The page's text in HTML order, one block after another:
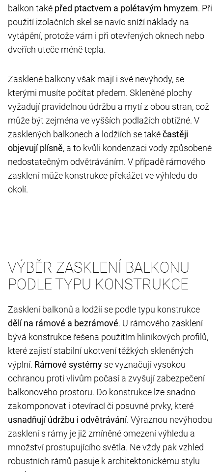
balkon také před ptactvem a polétavým hmyzem. Při
použití izolačních skel se navíc sníží náklady na
vytápění, protože vám i při otevřených oknech nebo
dveřích uteče méně tepla.
Zasklené balkony však mají i své nevýhody, se
kterými musíte počítat předem. Skleněné plochy
vyžadují pravidelnou údržbu a mytí z obou stran, což
může být zejména ve vyšších podlažích obtížné. V
zasklených balkonech a lodžiích se takéčastěji
objevují plísně, a to kvůli kondenzaci vody způsobené
nedostatečným odvětráváním. V případě rámového
zasklení může konstrukce překážet ve výhledu do
okolí.
VÝBĚR ZASKLENÍ BALKONU
PODLE TYPU KONSTRUKCE
Zasklení balkonů a lodžií se podle typu konstrukce
dělí na rámové a bezrámové. U rámového zasklení
bývá konstrukce řešena použitím hliníkových profilů,
které zajistí stabilní ukotvení těžkých skleněných
výplní. Rámové systémy se vyznačují vysokou
ochranou proti vlivům počasí a zvyšují zabezpečení
balkonového prostoru. Do konstrukce lze snadno
zakomponovat i otevírací či posuvné prvky, které
usnadňují údržbu i odvětrávání. Výraznou nevýhodou
zasklení s rámy je již zmíněné omezení výhledu a
množství prostupujícího světla. Ne vždy pak vzhled
robustních rámů pasuje k architektonickému stylu